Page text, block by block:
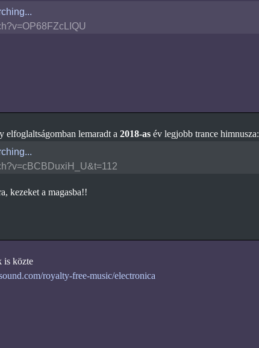
elfoglaltságomban lemaradt a 2018-asév legjobb trance himnusza:
kezeket a magasba!!
is közte
royalty-free-music/electronica